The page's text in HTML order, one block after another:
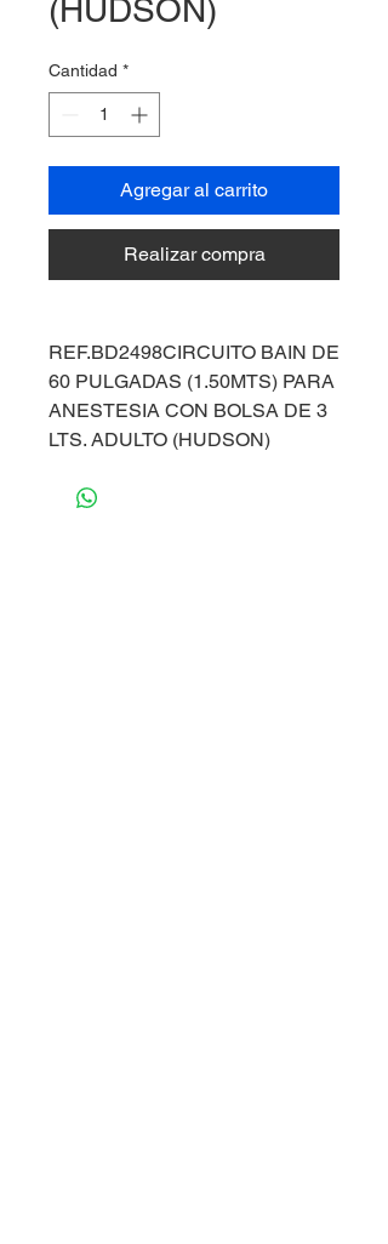
(HUDSON)
Cantidad *
Agregar al carrito
Realizar compra
REF.BD2498CIRCUITO BAIN DE
60 PULGADAS (1.50MTS) PARA
ANESTESIA CON BOLSA DE 3
LTS. ADULTO (HUDSON)